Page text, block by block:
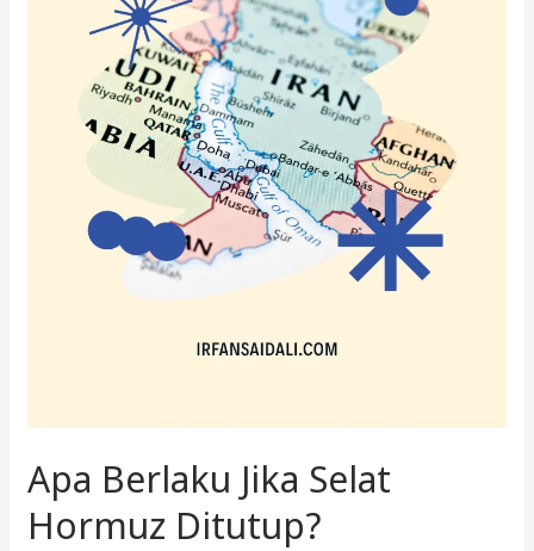
Apa Berlaku Jika Selat
Hormuz Ditutup?